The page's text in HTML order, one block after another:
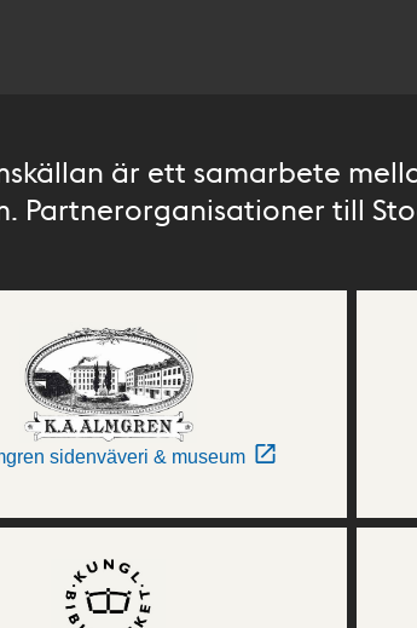
är ett samarbete
Partnerorganisationer till
sidenväveri & museum